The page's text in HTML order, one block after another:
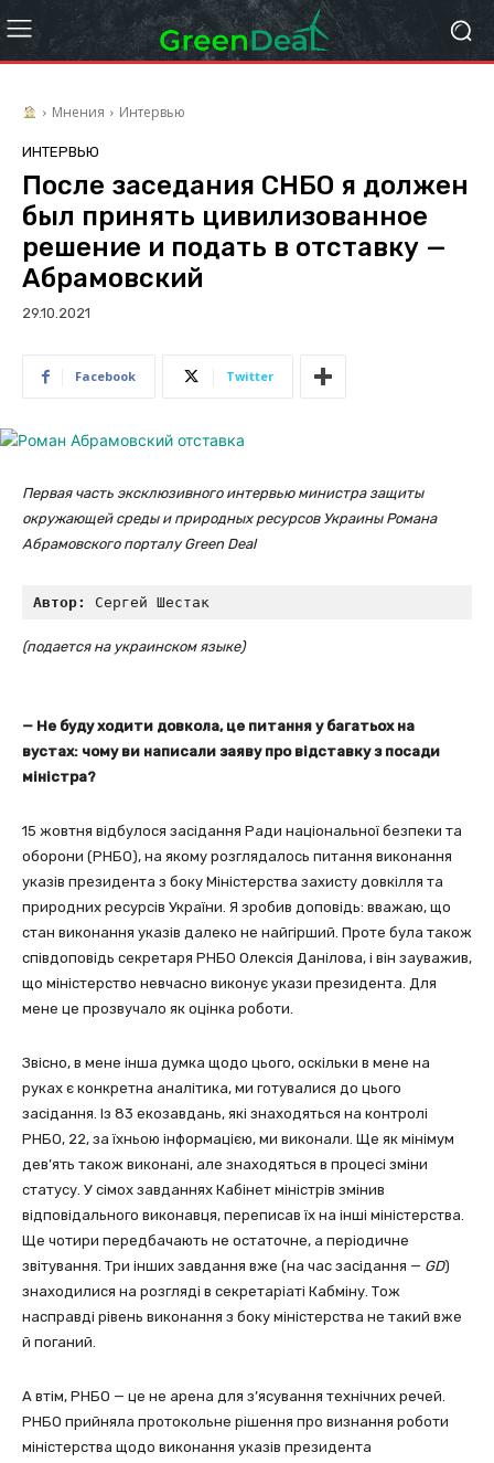
Мнения Интервью
ИНТЕРВЬЮ
После заседания СНБО я должен
был принять цивилизованное
решение и подать в отставку —
Абрамовский
29.10.2021
Facebook Twitter
Первая часть эксклюзивного интервью министра защиты
окружающей среды и природных ресурсов Украины Романа
Абрамовского порталу Green Deal
Автор: Сергей Шестак
(подается на украинском языке)
— Не буду ходити довкола, це питання у багатьох на
вустах: чому ви написали заяву про відставку з посади
міністра?
15 жовтня відбулося засідання Ради національної безпеки та
оборони (РНБО), на якому розглядалось питання виконання
указів президента з боку Міністерства захисту довкілля та
природних ресурсів України. Я зробив доповідь: вважаю, що
стан виконання указів далеко не найгірший. Проте була також
співдоповідь секретаря РНБО Олексія Данілова, і він зауважив,
що міністерство невчасно виконує укази президента. Для
мене це прозвучало як оцінка роботи.
Звісно, в мене інша думка щодо цього, оскільки в мене на
руках є конкретна аналітика, ми готувалися до цього
засідання. Із 83 екозавдань, які знаходяться на контролі
РНБО, 22, за їхньою інформацією, ми виконали. Ще як мінімум
дев’ять також виконані, але знаходяться в процесі зміни
статусу. У сімох завданнях Кабінет міністрів змінив
відповідального виконавця, переписав їх на інші міністерства.
Ще чотири передбачають не остаточне, а періодичне
звітування. Три інших завдання вже (на час засідання — GD)
знаходилися на розгляді в секретаріаті Кабміну. Тож
насправді рівень виконання з боку міністерства не такий вже
й поганий.
А втім, РНБО — це не арена для з’ясування технічних речей.
РНБО прийняла протокольне рішення про визнання роботи
міністерства щодо виконання указів президента